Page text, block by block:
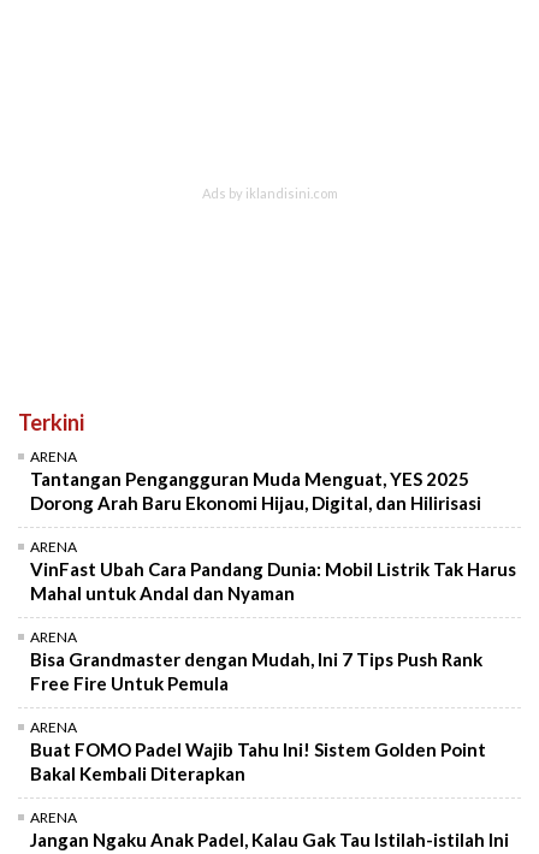
Terkini
ARENA
Tantangan Pengangguran Muda Menguat, YES 2025
Dorong Arah Baru Ekonomi Hijau, Digital, dan Hilirisasi
ARENA
VinFast Ubah Cara Pandang Dunia: Mobil Listrik Tak Harus
Mahal untuk Andal dan Nyaman
ARENA
Bisa Grandmaster dengan Mudah, Ini 7 Tips Push Rank
Free Fire Untuk Pemula
ARENA
Buat FOMO Padel Wajib Tahu Ini! Sistem Golden Point
Bakal Kembali Diterapkan
ARENA
Jangan Ngaku Anak Padel, Kalau Gak Tau Istilah-istilah Ini